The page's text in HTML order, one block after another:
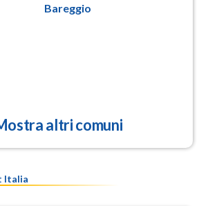
Bareggio
altri comuni
Italia